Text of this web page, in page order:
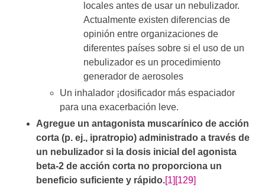
locales antes de usar un nebulizador.
Actualmente existen diferencias de
opinión entre organizaciones de
diferentes países sobre si el uso de un
nebulizador es un procedimiento
generador de aerosoles
Un inhalador ¡dosificador más espaciador
para una exacerbación leve.
Agregue un antagonista muscarínico de acción
corta (p. ej., ipratropio) administrado a través de
un nebulizador si la dosis inicial del agonista
beta-2 de acción corta no proporciona un
beneficio suficiente y rápido.[1] [129]